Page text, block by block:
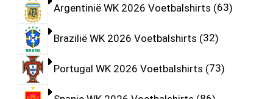
Argentinië WK 2026 Voetbalshirts 63
Brazilië WK 2026 Voetbalshirts 32
Portugal WK 2026 Voetbalshirts 73